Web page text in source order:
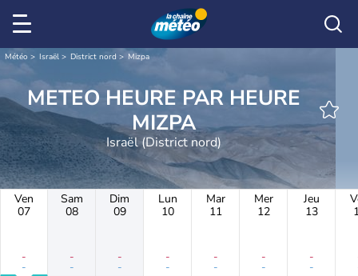
Météo Israël District nord Mizpa
METEO HEURE PAR HEURE
MIZPA
Israël (District nord)
Ven
07
-
-
Sam
08
-
-
Dim
09
-
-
Lun
10
-
-
Mar
11
-
-
Mer
12
-
-
Jeu
13
-
-